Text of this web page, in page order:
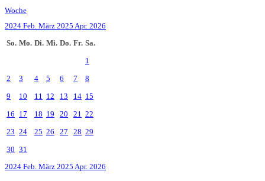
Woche
2024 Feb. März 2025 Apr. 2026
So. Mo. Di. Mi. Do. Fr. Sa.
1
2
3 4 5 6 7
8
9
10 11 12 13 14 15
16 17 18 19 20 21 22
23 24 25 26 27 28 29
30 31
2024 Feb. März 2025 Apr. 2026